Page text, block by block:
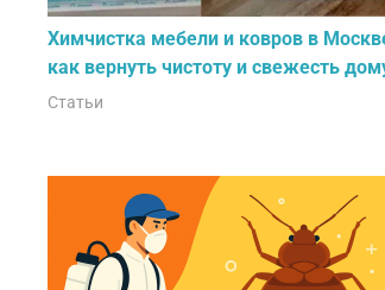
Химчистка мебели и ковров в
как вернуть чистоту и свежесть
Статьи